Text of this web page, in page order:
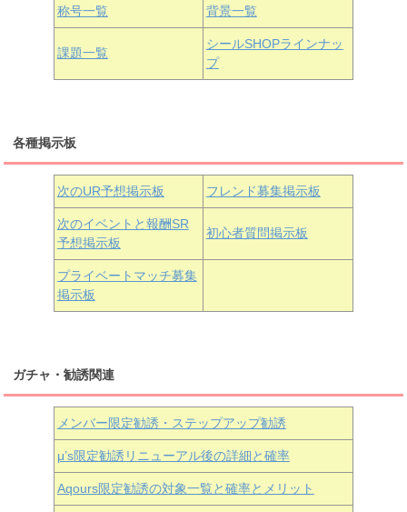
津島善子 黒澤ルビィ
浦の星女学院3年生
黒澤ダイヤ
中須かすみ 天王寺璃奈
朝香果林 近江彼方 エマ・ヴェルデ
称号一覧 背景一覧
課題一覧
シールSHOPラインナッ
プ
各種掲示板
次のUR予想掲示板 フレンド募集掲示板
次のイベントと報酬SR
予想掲示板
初心者質問掲示板
プライベートマッチ募集
掲示板
ガチャ・勧誘関連
メンバー限定勧誘・ステップアップ勧誘
μ’s限定勧誘リニューアル後の詳細と確率
Aqours限定勧誘の対象一覧と確率とメリット